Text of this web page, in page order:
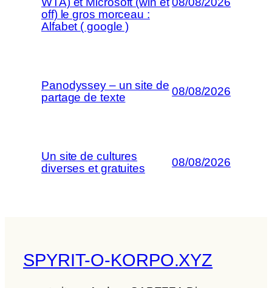
off) le gros morceau :
Alfabet ( google )
Panodyssey – un site de
partage de texte
08/08/2026
Un site de cultures
diverses et gratuites
08/08/2026
SPYRIT-O-KORPO.XYZ